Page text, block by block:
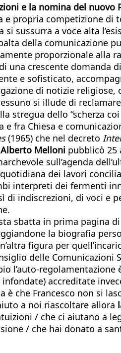
e la nomina del nuovo
e propria competizione
sussurra a voce alta
della comunicazione
proporzionale alla
una crescente
e sofisticato,
di notizie
si illude di
stregua dello “scherza
fra Chiesa e
(1965) che nel decreto
Melloni pubblicò 25
sull’agenda
dei lavori
interpreti dei fermenti
indiscrezioni, di voci e
sbatta in prima pagina
la biografia
figura per
delle Comunicazioni
l’auto-
accreditate
che Francesco non si
a noi riascoltare allora
/ che ci aiutano a
/ che hai donato a